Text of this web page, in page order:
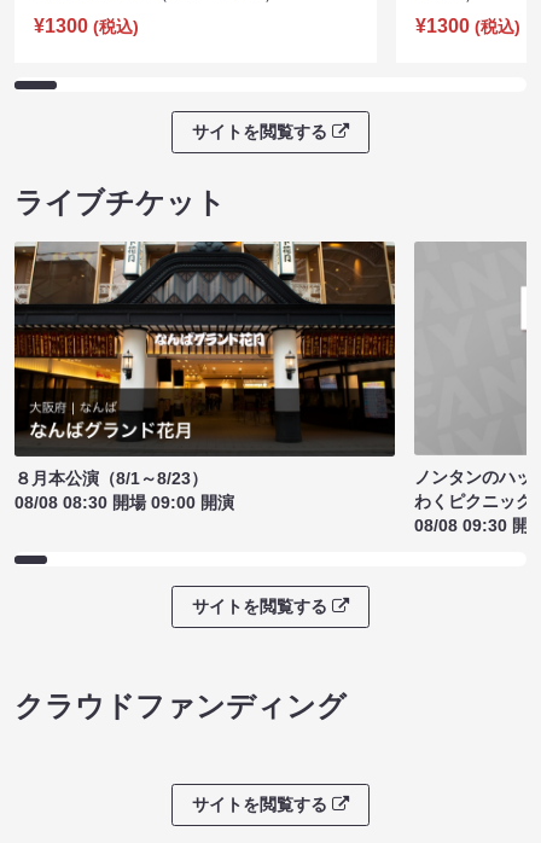
¥1300 (税込)
¥1300 (税込)
サイトを閲覧する
ライブチケット
８月本公演（8/1～8/23）
08/08 08:30 開場 09:00 開演
ノンタンのハッ
わくピクニック
08/08 09:30 開
サイトを閲覧する
クラウドファンディング
サイトを閲覧する